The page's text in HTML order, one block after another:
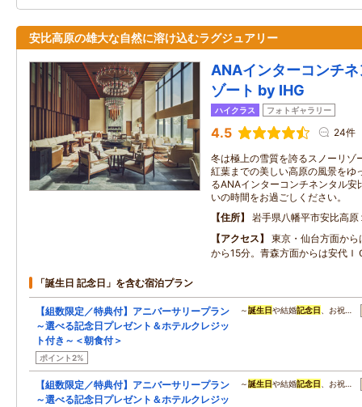
安比高原の雄大な自然に溶け込むラグジュアリー
ANAインターコンチ
ゾート by IHG
ハイクラス フォトギャラリー
4.5 24件
冬は極上の雪質を誇るスノーリゾ
紅葉までの美しい高原の風景をゆ
るANAインターコンチネンタル安
いの時間をお過ごしください。
住所
岩手県八幡平市安比高原
アクセス
東京・仙台方面か
から15分。青森方面からは安代Ｉ
「誕生日 記念日」を含む宿泊プラン
【組数限定／特典付】アニバーサリープラン
～選べる記念日プレゼント＆ホテルクレジッ
ト付き～＜朝食付＞
ポイント2%
～誕生日や結婚記念日 、お祝…
【組数限定／特典付】アニバーサリープラン
～選べる記念日プレゼント＆ホテルクレジッ
～誕生日や結婚記念日 、お祝…